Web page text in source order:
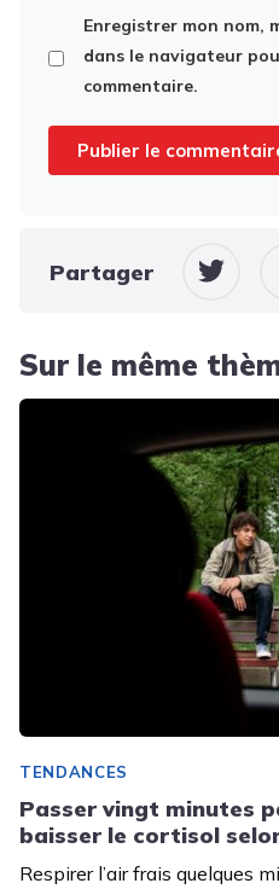
Enregistrer mon nom,
dans le navigateur
commentaire.
Partager
Sur le même
TENDANCES
Passer vingt minutes
baisser le cortisol
Respirer l’air frais quelques